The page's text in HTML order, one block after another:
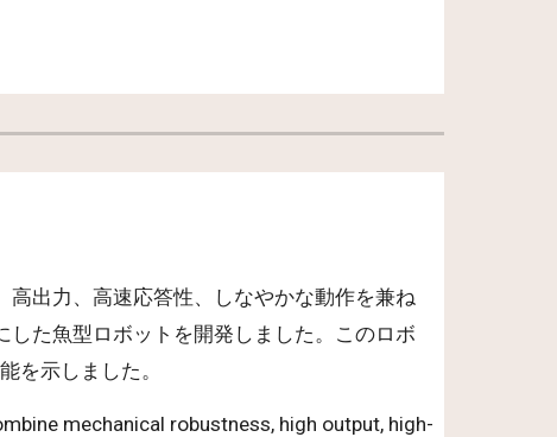
出力、高速応答性、しなやかな動作を兼ね
た魚型ロボットを開発しました。このロボ
を示しました。
mechanical robustness, high output, high-